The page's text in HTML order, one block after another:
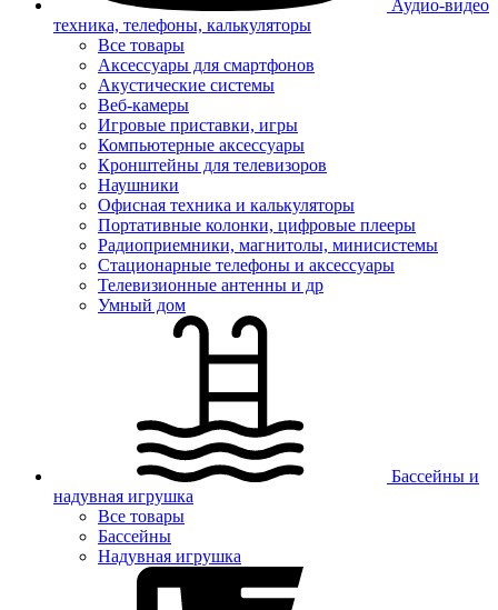
Аудио-видео
техника, телефоны, калькуляторы
Все товары
Аксессуары для смартфонов
Акустические системы
Веб-камеры
Игровые приставки, игры
Компьютерные аксессуары
Кронштейны для телевизоров
Наушники
Офисная техника и калькуляторы
Портативные колонки, цифровые плееры
Радиоприемники, магнитолы, минисистемы
Стационарные телефоны и аксессуары
Телевизионные антенны и др
Умный дом
Бассейны и
надувная игрушка
Все товары
Бассейны
Надувная игрушка